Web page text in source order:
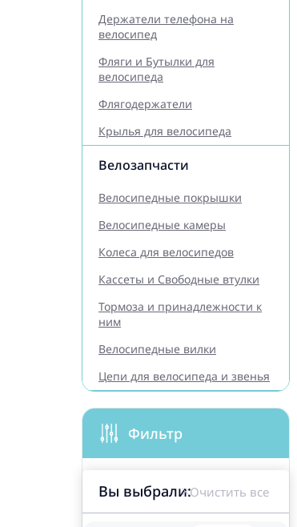
Держатели телефона на
велосипед
Фляги и Бутылки для
велосипеда
Флягодержатели
Крылья для велосипеда
Велозапчасти
Велосипедные покрышки
Велосипедные камеры
Колеса для велосипедов
Кассеты и Свободные втулки
Тормоза и принадлежности к
ним
Велосипедные вилки
Цепи для велосипеда и звенья
Фильтр
Вы выбрали:Очистить все